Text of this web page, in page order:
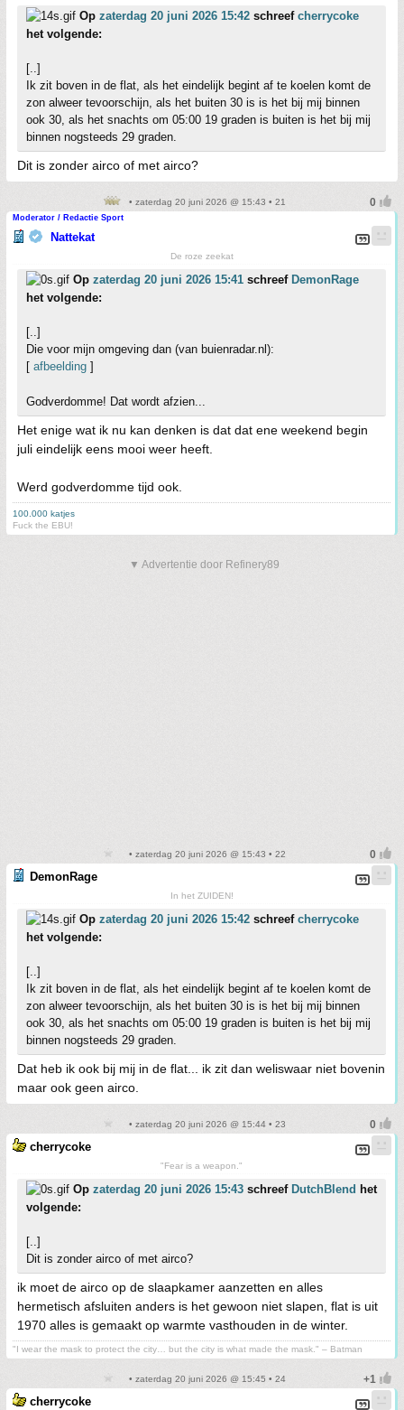
Op zaterdag 20 juni 2026 15:42 schreef cherrycoke
het volgende:
[..]
Ik zit boven in de flat, als het eindelijk begint af te koelen komt de
zon alweer tevoorschijn, als het buiten 30 is is het bij mij binnen
ook 30, als het snachts om 05:00 19 graden is buiten is het bij mij
binnen nogsteeds 29 graden.
Dit is zonder airco of met airco?
• zaterdag 20 juni 2026 @ 15:43 • 21
Moderator / Redactie Sport
Nattekat
De roze zeekat
Op zaterdag 20 juni 2026 15:41 schreef DemonRage
het volgende:
[..]
Die voor mijn omgeving dan (van buienradar.nl):
[ afbeelding ]
Godverdomme! Dat wordt afzien...
Het enige wat ik nu kan denken is dat dat ene weekend begin
juli eindelijk eens mooi weer heeft.
Werd godverdomme tijd ook.
100.000 katjes
Fuck the EBU!
▼ Advertentie door Refinery89
• zaterdag 20 juni 2026 @ 15:43 • 22
DemonRage
In het ZUIDEN!
Op zaterdag 20 juni 2026 15:42 schreef cherrycoke
het volgende:
[..]
Ik zit boven in de flat, als het eindelijk begint af te koelen komt de
zon alweer tevoorschijn, als het buiten 30 is is het bij mij binnen
ook 30, als het snachts om 05:00 19 graden is buiten is het bij mij
binnen nogsteeds 29 graden.
Dat heb ik ook bij mij in de flat... ik zit dan weliswaar niet bovenin
maar ook geen airco.
• zaterdag 20 juni 2026 @ 15:44 • 23
cherrycoke
"Fear is a weapon."
Op zaterdag 20 juni 2026 15:43 schreef DutchBlend het
volgende:
[..]
Dit is zonder airco of met airco?
ik moet de airco op de slaapkamer aanzetten en alles
hermetisch afsluiten anders is het gewoon niet slapen, flat is uit
1970 alles is gemaakt op warmte vasthouden in de winter.
"I wear the mask to protect the city… but the city is what made the mask." – Batman
• zaterdag 20 juni 2026 @ 15:45 • 24
cherrycoke